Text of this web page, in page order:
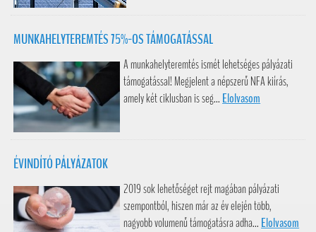
MUNKAHELYTEREMTÉS 75%-OS TÁMOGATÁSSAL
A munkahelyteremtés ismét lehetséges pályázati
támogatással! Megjelent a népszerű NFA kiírás,
amely két ciklusban is seg... Elolvasom
ÉVINDÍTÓ PÁLYÁZATOK
2019 sok lehetőséget rejt magában pályázati
szempontból, hiszen már az év elején több,
nagyobb volumenű támogatásra adha... Elolvasom